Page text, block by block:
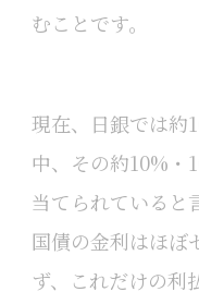
むことです。
現在、日銀では約
中、その約10%・
当てられていると
国債の金利はほぼ
ず、これだけの利